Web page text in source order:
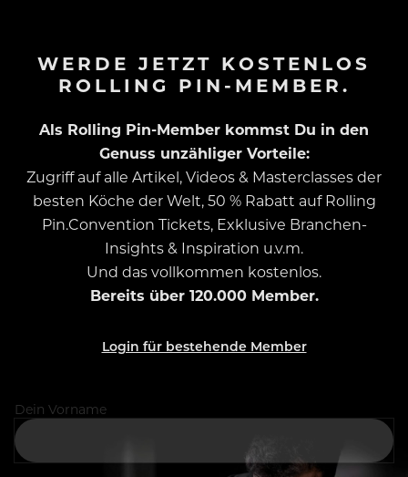
WERDE JETZT KOSTENLOS
ROLLING PIN-MEMBER.
Als Rolling Pin-Member kommst Du in den
Genuss unzähliger Vorteile:
Zugriff auf alle Artikel, Videos & Masterclasses der
besten Köche der Welt, 50 % Rabatt auf Rolling
Pin.Convention Tickets, Exklusive Branchen-
Insights & Inspiration u.v.m.
Und das vollkommen kostenlos.
Bereits über 120.000 Member.
Login für bestehende Member
Dein Vorname